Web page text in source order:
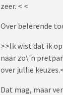
zeer. < <
Over belerende
>>Ik wist dat ik
naar zo\'n
over jullie
Dat mag, maar